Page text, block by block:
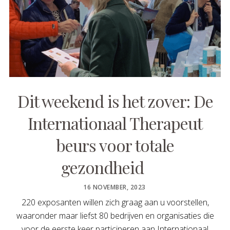
Dit weekend is het zover: De
Internationaal Therapeut
beurs voor totale
gezondheid
POSTED
16 NOVEMBER, 2023
220 exposanten willen zich graag aan u voorstellen,
waaronder maar liefst 80 bedrijven en organisaties die